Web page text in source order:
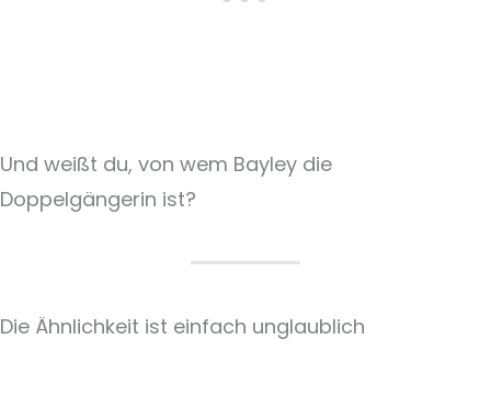
Und weißt du, von wem Bayley die
Doppelgängerin ist?
Die Ähnlichkeit ist einfach unglaublich